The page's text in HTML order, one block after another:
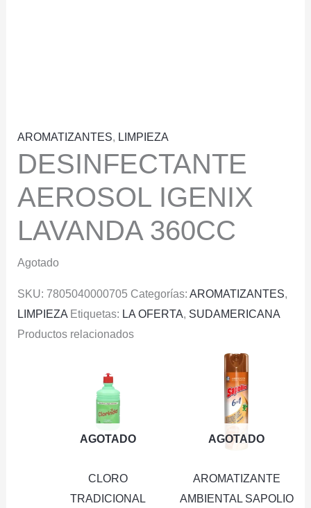
AROMATIZANTES, LIMPIEZA
DESINFECTANTE
AEROSOL IGENIX
LAVANDA 360CC
Agotado
SKU: 7805040000705 Categorías: AROMATIZANTES,
LIMPIEZA Etiquetas: LA OFERTA, SUDAMERICANA
Productos relacionados
AGOTADO
CLORO
TRADICIONAL
AGOTADO
AROMATIZANTE
AMBIENTAL SAPOLIO